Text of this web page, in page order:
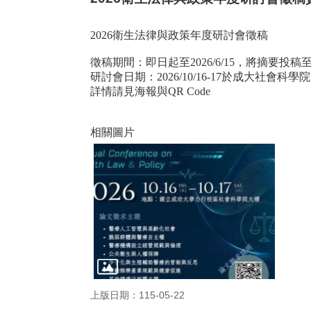
2026衛生法律與政策年度研討會徵稿
徵稿期間：即日起至2026/6/15，將摘要投稿至
研討會日期：2026/10/16-17於成大社會科學院
詳情請見海報與QR Code
相關圖片
上版日期：115-05-22